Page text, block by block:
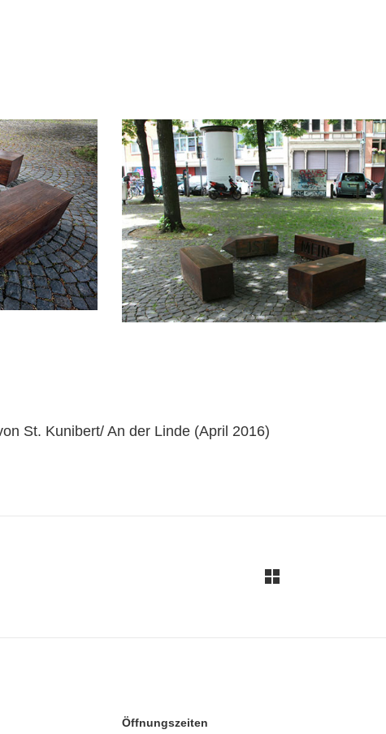
St. Kunibert/ An der Linde (April 2016)
Öffnungszeiten